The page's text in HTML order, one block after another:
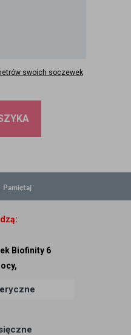
swoich soczewek
Pamiętaj
Biofinity 6